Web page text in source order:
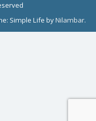
Simple Life byNilambar.